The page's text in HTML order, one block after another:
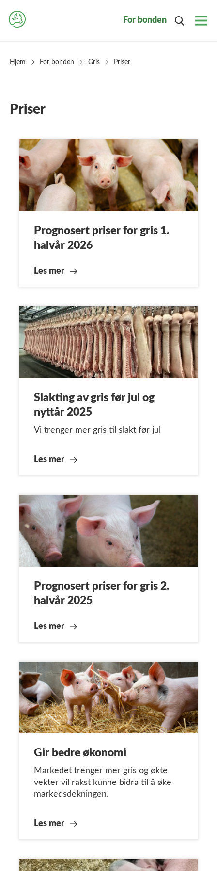
For bonden
Hjem For bonden Gris Priser
Priser
Prognosert priser for gris 1.
halvår 2026
Les mer
Slakting av gris før jul og
nyttår 2025
Vi trenger mer gris til slakt før jul
Les mer
Prognosert priser for gris 2.
halvår 2025
Les mer
Gir bedre økonomi
Markedet trenger mer gris og økte
vekter vil rakst kunne bidra til å øke
markedsdekningen.
Les mer